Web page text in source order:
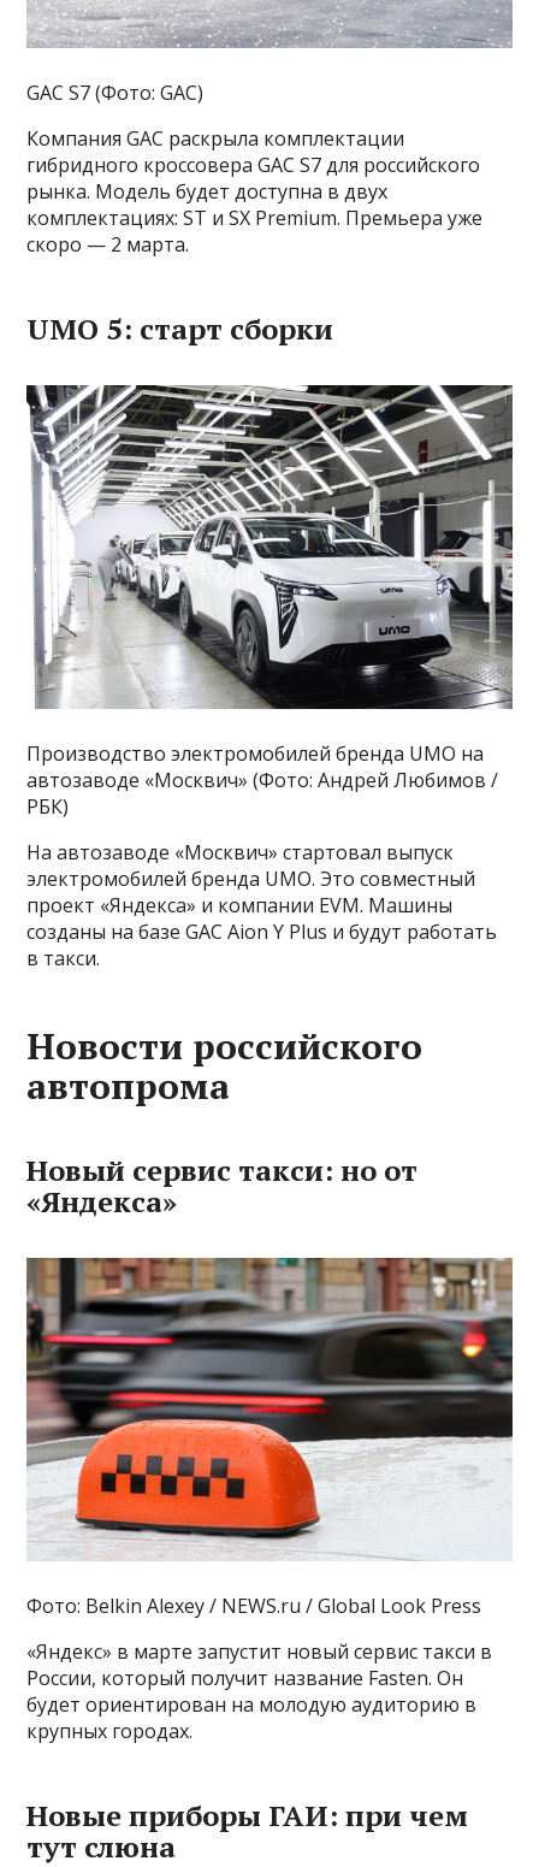
GAC S7 (Фото: GAC)
Компания GAC раскрыла комплектации
гибридного кроссовера GAC S7 для российского
рынка. Модель будет доступна в двух
комплектациях: ST и SX Premium. Премьера уже
скоро — 2 марта.
UMO 5: старт сборки
Производство электромобилей бренда UMO на
автозаводе «Москвич» (Фото: Андрей Любимов /
РБК)
На автозаводе «Москвич» стартовал выпуск
электромобилей бренда UMO. Это совместный
проект «Яндекса» и компании EVM. Машины
созданы на базе GAC Aion Y Plus и будут работать
в такси.
Новости российского
автопрома
Новый сервис такси: но от
«Яндекса»
Фото: Belkin Alexey / NEWS.ru / Global Look Press
«Яндекс» в марте запустит новый сервис такси в
России, который получит название Fasten. Он
будет ориентирован на молодую аудиторию в
крупных городах.
Новые приборы ГАИ: при чем
тут слюна